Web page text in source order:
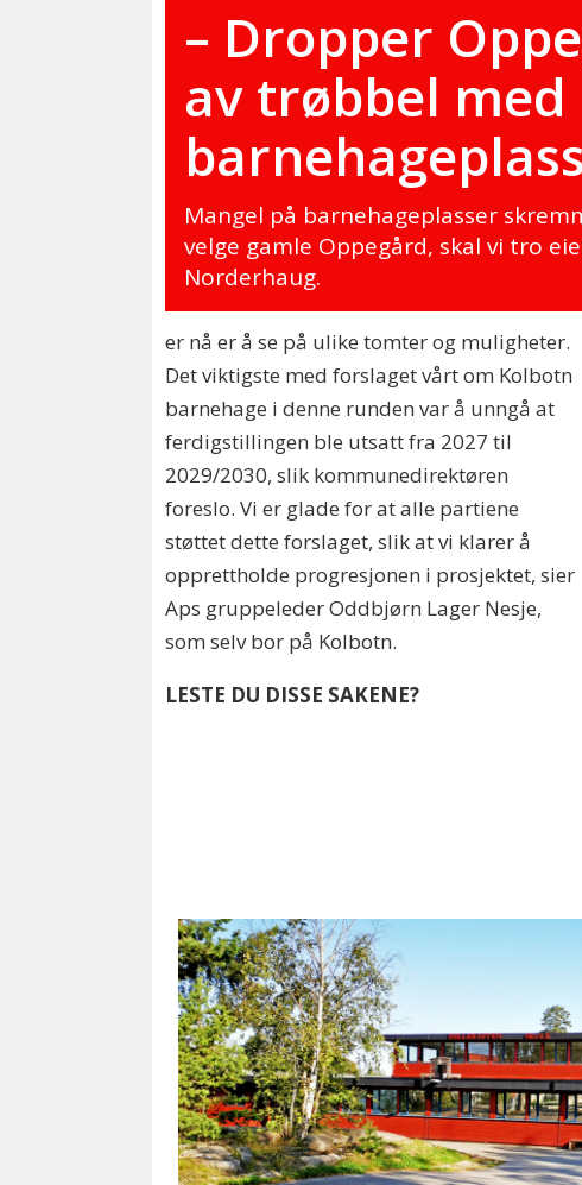
– Dropper
av trøbbel med
barnehageplass
Mangel på barnehageplasser
velge gamle Oppegård, skal vi tro
Norderhaug.
er nå er å se på ulike tomter og muligheter.
Det viktigste med forslaget vårt om Kolbotn
barnehage i denne runden var å unngå at
ferdigstillingen ble utsatt fra 2027 til
2029/2030, slik kommunedirektøren
foreslo. Vi er glade for at alle partiene
støttet dette forslaget, slik at vi klarer å
opprettholde progresjonen i prosjektet, sier
Aps gruppeleder Oddbjørn Lager Nesje,
som selv bor på Kolbotn.
LESTE DU DISSE SAKENE?